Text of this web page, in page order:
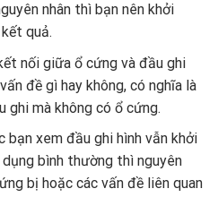
nhân thì bạn nên khởi
quả.
nối giữa ổ cứng và đầu ghi
đề gì hay không, có nghĩa là
mà không có ổ cứng.
bạn xem đầu ghi hình vẫn khởi
bình thường thì nguyên
bị hoặc các vấn đề liên quan